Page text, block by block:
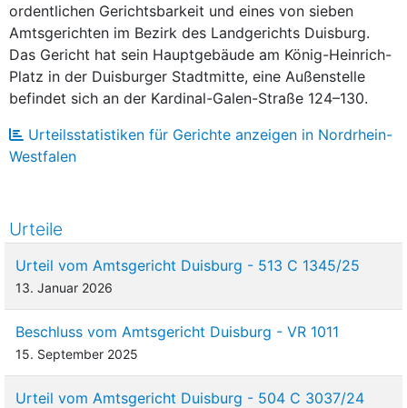
ordentlichen Gerichtsbarkeit und eines von sieben
Amtsgerichten im Bezirk des Landgerichts Duisburg.
Das Gericht hat sein Hauptgebäude am König-Heinrich-
Platz in der Duisburger Stadtmitte, eine Außenstelle
befindet sich an der Kardinal-Galen-Straße 124–130.
Urteilsstatistiken für Gerichte anzeigen in Nordrhein-
Westfalen
Urteile
Urteil vom Amtsgericht Duisburg - 513 C 1345/25
13. Januar 2026
Beschluss vom Amtsgericht Duisburg - VR 1011
15. September 2025
Urteil vom Amtsgericht Duisburg - 504 C 3037/24